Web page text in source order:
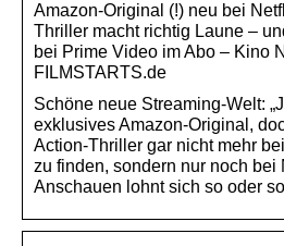
Amazon-Original (!) neu bei
Thriller macht richtig Laune –
bei Prime Video im Abo – Kino
FILMSTARTS.de
Schöne neue Streaming-Welt:
exklusives Amazon-Original,
Action-Thriller gar nicht mehr
zu finden, sondern nur noch bei
Anschauen lohnt sich so oder